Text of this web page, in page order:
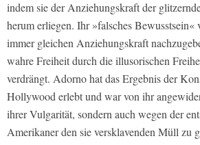
indem sie der Anziehungskraft der
herum erliegen. Ihr »falsches Bewusstsein«
immer gleichen Anziehungskraft
wahre Freiheit durch die illusorischen
verdrängt. Adorno hat das Ergebnis der
Hollywood erlebt und war von ihr
ihrer Vulgarität, sondern auch wegen der
Amerikaner den sie versklavenden Müll zu